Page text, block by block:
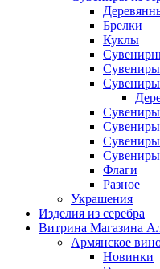
Брелки
Куклы
Сувениры
Сувениры
Сувениры
Сувениры
Флаги
Разное
Украшения
Изделия из серебра
Витрина Магазина
Армянское
Новинки